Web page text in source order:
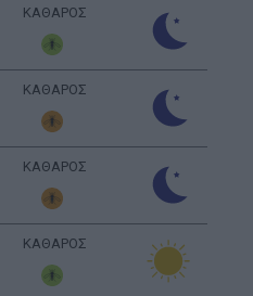
ΚΑΘΑΡΟΣ
ΚΑΘΑΡΟΣ
ΚΑΘΑΡΟΣ
ΚΑΘΑΡΟΣ